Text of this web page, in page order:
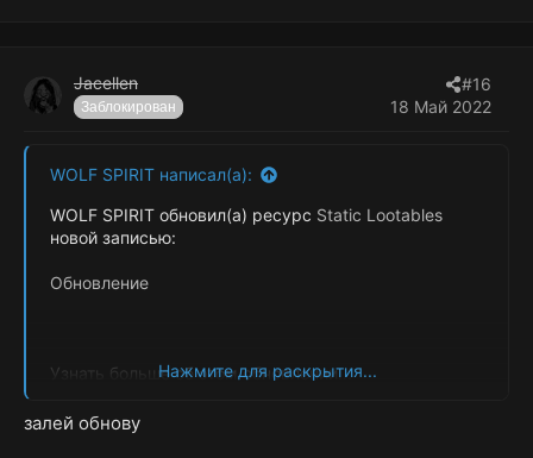
Jacellen
Заблокирован 18 Май 2022
#16
WOLF SPIRIT написал(а):
WOLF SPIRIT обновил(а) ресурс Static Lootables
новой записью:
Обновление
Узнать больше об этом обновлении...
Нажмите для раскрытия...
залей обнову